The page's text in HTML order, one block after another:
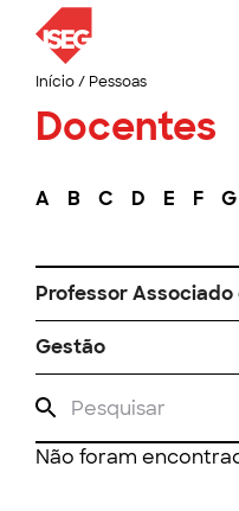
Início/ Pessoas
Docentes
A B C D E F G
Professor
Gestão
Não foram